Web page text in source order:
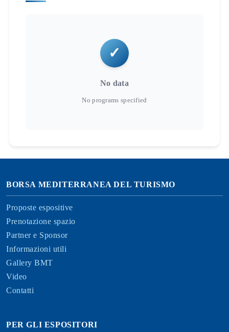
No data
BORSA MEDITERRANEA DEL TURISMO
Proposte espositive
Prenotazione spazio
Partner e Sponsor
Informazioni utili
Gallery BMT
Video
Contatti
PER GLI ESPOSITORI